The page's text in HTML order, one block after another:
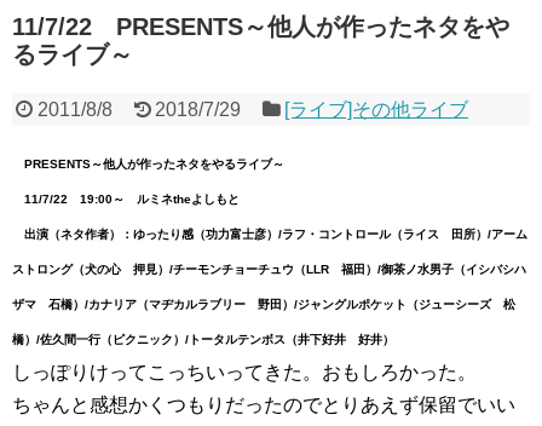
11/7/22 PRESENTS～他人が作ったネタをや
るライブ～
2011/8/8 2018/7/29 [ライブ]その他ライブ
PRESENTS～他人が作ったネタをやるライブ～
11/7/22 19:00～ ルミネtheよしもと
出演（ネタ作者）：ゆったり感（功力富士彦）/ラフ・コントロール（ライス 田所）/アーム
ストロング（犬の心 押見）/チーモンチョーチュウ（LLR 福田）/御茶ノ水男子（イシバシハ
ザマ 石橋）/カナリア（マヂカルラブリー 野田）/ジャングルポケット（ジューシーズ 松
橋）/佐久間一行（ピクニック）/トータルテンボス（井下好井 好井）
しっぽりけってこっちいってきた。おもしろかった。
ちゃんと感想かくつもりだったのでとりあえず保留でいい